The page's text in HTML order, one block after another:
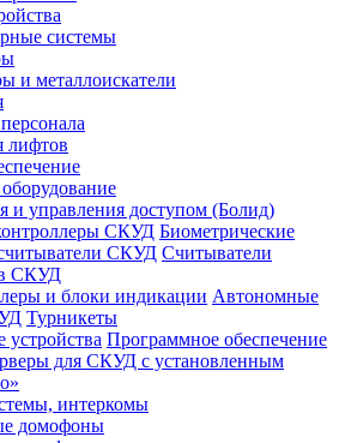
системы
и металлоискатели
лифтов
и управления доступом (Болид)
СКУД Биометрические
СКУД Считыватели
СКУД
и блоки индикации Автономные
Турникеты
Программное обеспечение
для СКУД с установленным
интеркомы
домофоны